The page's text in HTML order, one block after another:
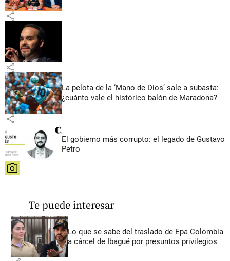
share
share
La pelota de la ‘Mano de Dios’ sale a subasta:
¿cuánto vale el histórico balón de Maradona?
share
El gobierno más corrupto: el legado de Gustavo
Petro
share
Te puede interesar
Lo que se sabe del traslado de Epa Colombia
a cárcel de Ibagué por presuntos privilegios